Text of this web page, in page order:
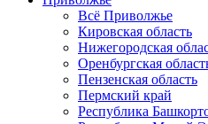
Всё Приволжье
Кировская область
Нижегородская
Оренбургская
Пензенская область
Пермский край
Республика